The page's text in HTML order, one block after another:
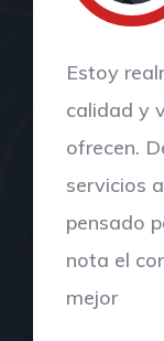
Me
en cada
servicios.
sus
Kevin Soto,